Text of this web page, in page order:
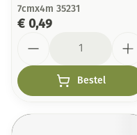
7cmx4m 35231
€ 0,49
Bestel